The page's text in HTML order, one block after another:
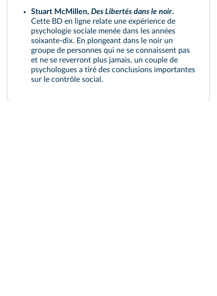
Stuart McMillen, Des Libertés dans le noir.
Cette BD en ligne relate une expérience de
psychologie sociale menée dans les années
soixante‑dix. En plongeant dans le noir un
groupe de personnes qui ne se connaissent pas
et ne se reverront plus jamais, un couple de
psychologues a tiré des conclusions importantes
sur le contrôle social.